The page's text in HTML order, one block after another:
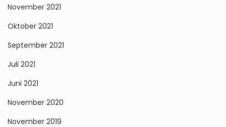
November 2021
Oktober 2021
September 2021
Juli 2021
Juni 2021
November 2020
November 2019